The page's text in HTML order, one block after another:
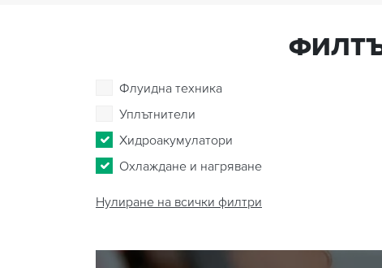
Флуидна техника
Уплътнители
Хидроакумулатори
Охлаждане и нагряване
Нулиране на всички филтри